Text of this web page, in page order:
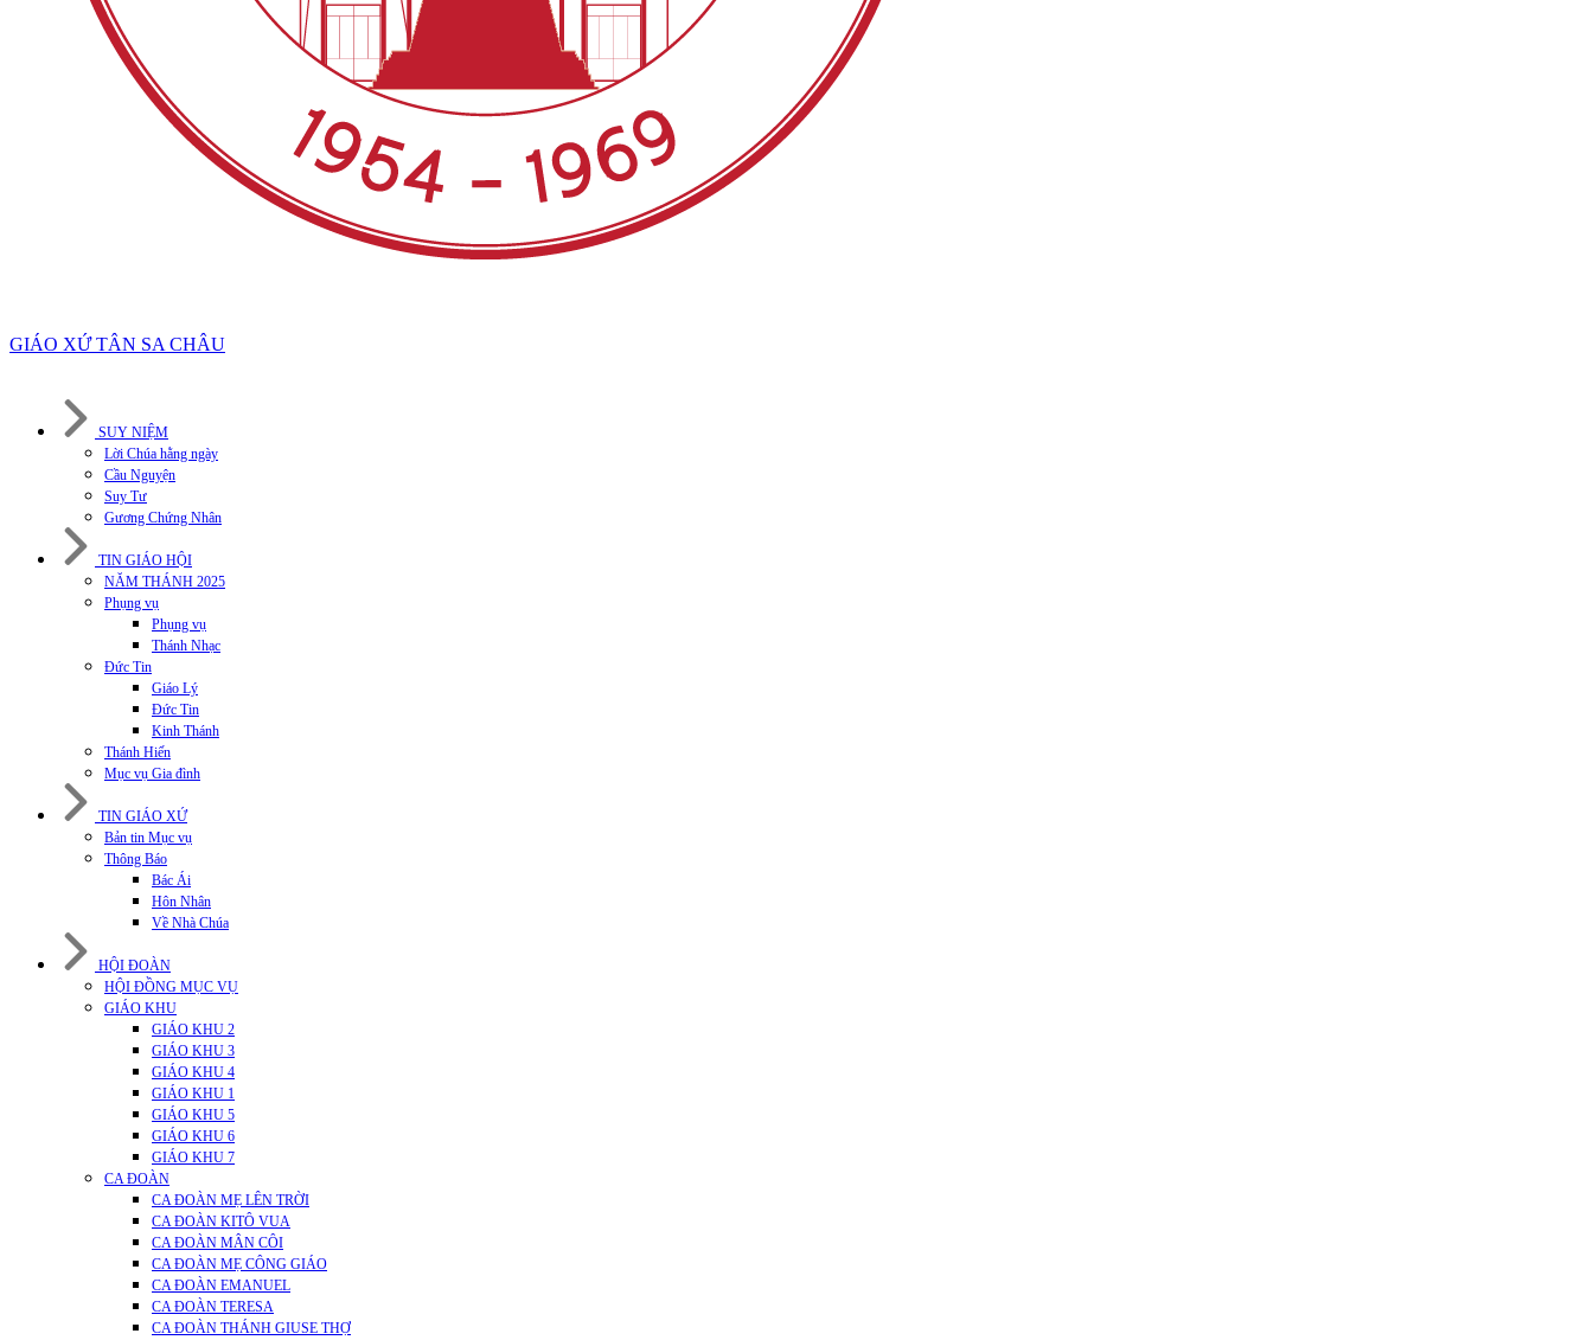
GIÁO XỨ TÂN SA CHÂU
SUY NIỆM
Lời Chúa hằng ngày
Cầu Nguyện
Suy Tư
Gương Chứng Nhân
TIN GIÁO HỘI
NĂM THÁNH 2025
Phụng vụ
Phụng vụ
Thánh Nhạc
Đức Tin
Giáo Lý
Đức Tin
Kinh Thánh
Thánh Hiến
Mục vụ Gia đình
TIN GIÁO XỨ
Bản tin Mục vụ
Thông Báo
Bác Ái
Hôn Nhân
Về Nhà Chúa
HỘI ĐOÀN
HỘI ĐỒNG MỤC VỤ
GIÁO KHU
GIÁO KHU 2
GIÁO KHU 3
GIÁO KHU 4
GIÁO KHU 1
GIÁO KHU 5
GIÁO KHU 6
GIÁO KHU 7
CA ĐOÀN
CA ĐOÀN MẸ LÊN TRỜI
CA ĐOÀN KITÔ VUA
CA ĐOÀN MÂN CÔI
CA ĐOÀN MẸ CÔNG GIÁO
CA ĐOÀN EMANUEL
CA ĐOÀN TERESA
CA ĐOÀN THÁNH GIUSE THỢ